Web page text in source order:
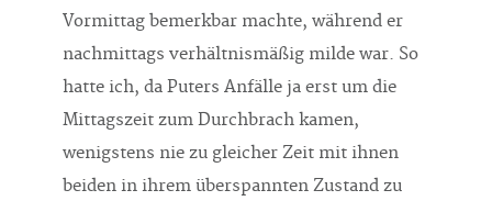
Vormittag bemerkbar machte, während er
nachmittags verhältnismäßig milde war. So
hatte ich, da Puters Anfälle ja erst um die
Mittagszeit zum Durchbrach kamen,
wenigstens nie zu gleicher Zeit mit ihnen
beiden in ihrem überspannten Zustand zu